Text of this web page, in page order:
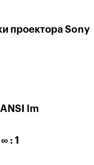
проектора Sony
lm
∞ : 1